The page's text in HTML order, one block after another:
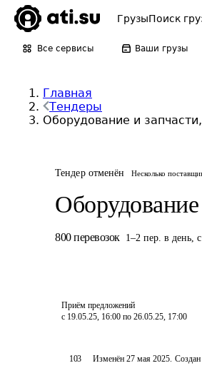
ГрузыПоиск
Все сервисы Ваши грузы
Главная
Тендеры
Оборудование и
Тендер отменён Несколько
Оборудование
800 перевозок 1–2 пер. в день,
Приём предложений
с 19.05.25, 16:00 по 26.05.25, 17:00
103 Изменён27 мая 2025. Создан